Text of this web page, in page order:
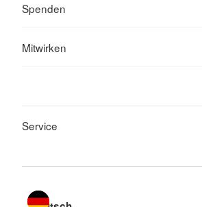
Spenden
Mitwirken
Service
Sprache wechseln zu